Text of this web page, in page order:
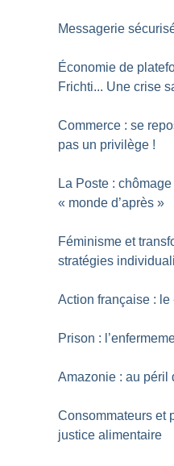
Messagerie
Économie de
Frichti... Une crise
Commerce : se
pas un privilège !
La Poste :
« monde d’après »
Féminisme et
stratégies
Action française : le
Prison :
Amazonie : au péril
Consommateurs et
justice alimentaire